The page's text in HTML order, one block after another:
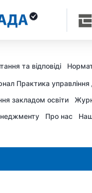
та відповіді
Практика
закладом освіти
Про нас